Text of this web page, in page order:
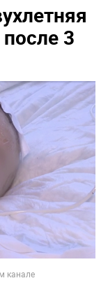
3
канале